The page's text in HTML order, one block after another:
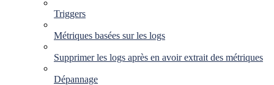
Triggers
Métriques basées sur les logs
Supprimer les logs après en avoir extrait des métriques
Dépannage